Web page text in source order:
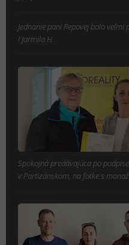
Jednanie pani Repovej bolo veľmi
! Jarmila H.
Spokojná predávajúca po
v Partizánskom, na fotke s